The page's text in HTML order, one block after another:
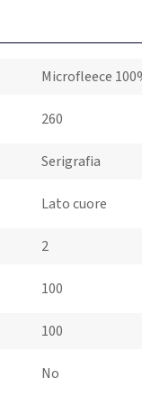
Microfleece
260
Serigrafia
Lato cuore
2
100
100
No